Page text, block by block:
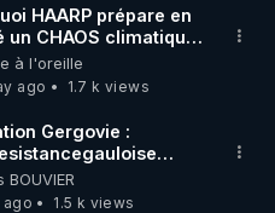
HAARP prépare en
un CHAOS climatique,
à l'oreille
ago
1.7 k views
Gergovie :
‪@gladysriifard5710‬ Laëtitia
BOUVIER
ago
1.5 k views